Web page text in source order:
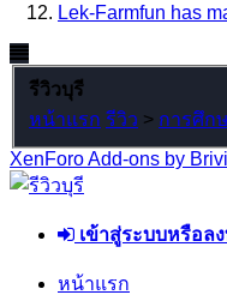
Lek-Farmfun has
รีวิวบุรี
หน้าแรก รีวิว > การศึก
XenForo Add-ons by
เข้าสู่ระบบหรือล
หน้าแรก